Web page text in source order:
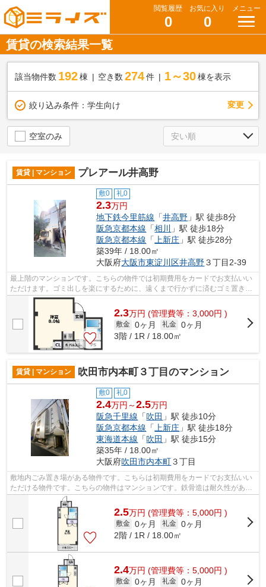
閲覧履歴
0
お気に入り
0
メニュー
賃貸の検索結果一覧
該当物件数 192棟 空き数 274 件 1～30 棟を表示
絞り込み条件： 学生向け 変更
空室のみ
賃貸 | マンション プレアール井高野
敷0 礼0
2.3万円
地下鉄今里筋線 「井高野 」駅 徒歩8分
阪急京都本線 「相川
」駅 徒歩18分
阪急京都本線 「 上新庄 」駅 徒歩28分
築39年 / 18.00㎡
大阪府大阪市東淀川区井高野３丁目2-39
最上階のマンションです。こちらの物件では初期費用をカードでお支払いい
ただけます。ゴミ出しを楽にするために、遠くまで行かずに済むゴミ置き場
を共用部に設置しています。揺れに強...
2.3万円 (管理費等：3,000円 )
敷金 0ヶ月 礼金 0ヶ月
3階 / 1R / 18.00㎡
賃貸 | マンション 吹田市内本町３丁目のマンション
敷0 礼0
2.4万円～2.5万円
阪急千里線 「吹田 」駅 徒歩10分
阪急京都本線 「 上新庄 」駅 徒歩18分
東海道本線 「吹田 」駅 徒歩15分
築35年 / 18.00㎡
大阪府吹田市内本町３丁目
敷地内ごみ置き場がある物件です。こちらは初期費用をカードでお支払いい
ただける物件です。こちらの物件はマンションです。鉄骨造は耐久性があり
地震のリスクを抑えられます。より多...
2.5万円 (管理費等：5,000円 )
敷金 0ヶ月 礼金 0ヶ月
2階 / 1R / 18.00㎡
2.4万円 (管理費等：5,000円 )
敷金 0ヶ月 礼金 0ヶ月